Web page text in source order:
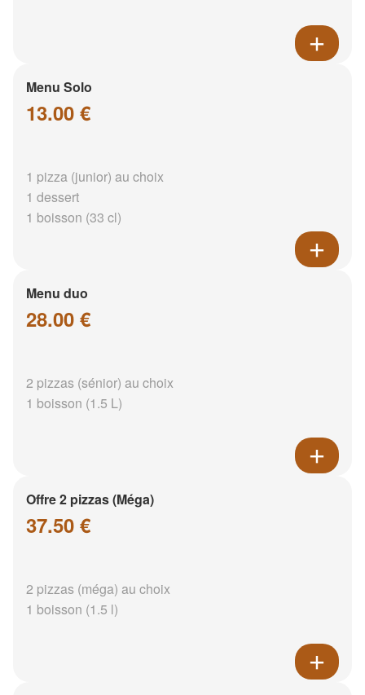
Menu Solo
13.00 €
1 pizza (junior) au choix
1 dessert
1 boisson (33 cl)
Menu duo
28.00 €
2 pizzas (sénior) au choix
1 boisson (1.5 L)
Offre 2 pizzas (Méga)
37.50 €
2 pizzas (méga) au choix
1 boisson (1.5 l)